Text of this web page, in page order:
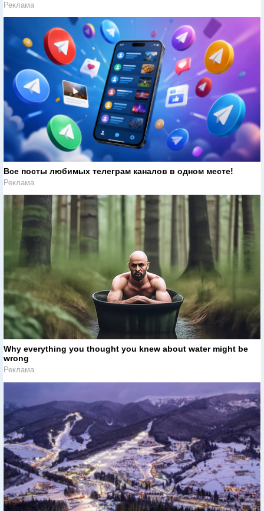
Реклама
Все посты любимых телеграм каналов в одном месте!
Реклама
Why everything you thought you knew about water might be
wrong
Реклама